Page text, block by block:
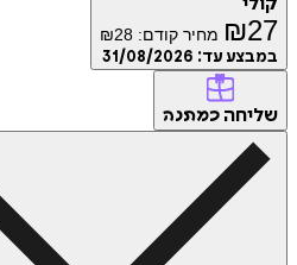
₪ מחיר קודם: ₪28
עד:31/08/2026
כמתנה